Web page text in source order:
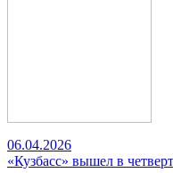
06.04.2026
«Кузбасс» вышел в